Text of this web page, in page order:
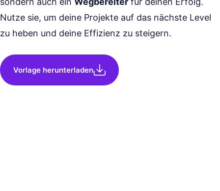
Nutze sie, um deine Projekte auf das nächste Level
zu heben und deine Effizienz zu steigern.
Vorlage herunterladen